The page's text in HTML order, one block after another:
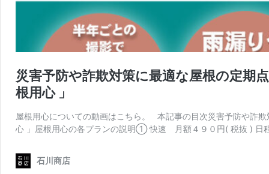
災害予防や詐欺対策に最適な屋根の定期
根用心 」
屋根用心についての動画はこちら。 本記事の目次災害予防や詐
心 」屋根用心の各プランの説明① 快速 月額４９０円( 税抜 ) 日
石川商店